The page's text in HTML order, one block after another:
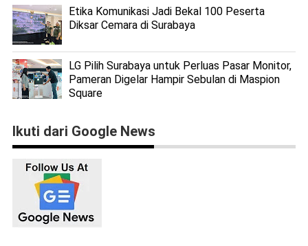
Etika Komunikasi Jadi Bekal 100 Peserta
Diksar Cemara di Surabaya
LG Pilih Surabaya untuk Perluas Pasar Monitor,
Pameran Digelar Hampir Sebulan di Maspion
Square
Ikuti dari Google News